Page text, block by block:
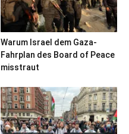
Warum Israel dem Gaza-
Fahrplan des Board of Peace
misstraut